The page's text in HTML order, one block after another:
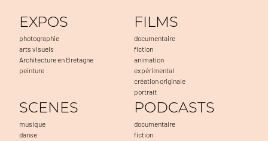
EXPOS
photographie
arts visuels
Architecture en Bretagne
peinture
FILMS
documentaire
fiction
animation
expérimental
création originale
portrait
SCENES
musique
danse
PODCASTS
documentaire
fiction